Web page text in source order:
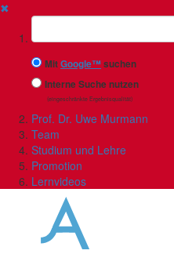
✖
Suchbegriff
MitGoogle™suchen
Interne Suche nutzen
(eingeschränkte Ergebnisqualität)
Prof. Dr. Uwe Murmann
Team
Studium und Lehre
Promotion
Lernvideos